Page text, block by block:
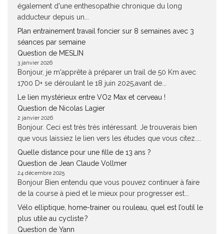
également d'une enthesopathie chronique du long
adducteur depuis un...
Plan entrainement travail foncier sur 8 semaines avec 3
séances par semaine
Question de MESLIN
3 janvier 2026
Bonjour, je m'apprête à préparer un trail de 50 Km avec
1700 D+ se déroulant le 18 juin 2025,avant de...
Le lien mystérieux entre VO2 Max et cerveau !
Question de Nicolas Lagier
2 janvier 2026
Bonjour. Ceci est très très intéressant. Je trouverais bien
que vous laissiez le lien vers les études que vous citez....
Quelle distance pour une fille de 13 ans ?
Question de Jean Claude Vollmer
24 décembre 2025
Bonjour Bien entendu que vous pouvez continuer à faire
de la course à pied et le mieux pour progresser est...
Vélo elliptique, home-trainer ou rouleau, quel est l’outil le
plus utile au cycliste ?
Question de Yann